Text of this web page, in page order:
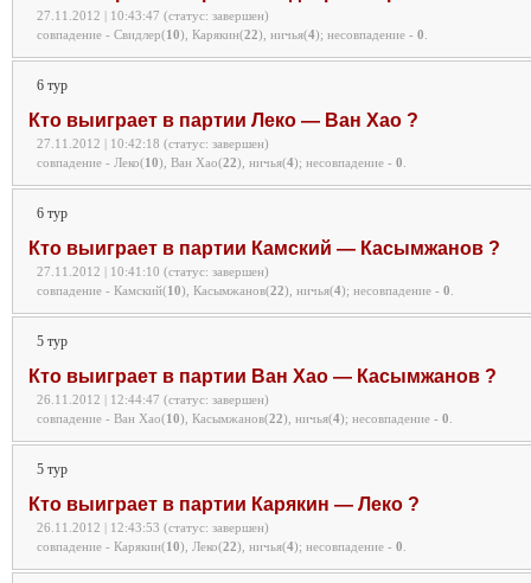
27.11.2012 | 10:43:47 (статус: завершен)
совпадение - Свидлер(10), Карякин(22), ничья(4); несовпадение - 0
6 тур
Кто выиграет в партии Леко — Ван Хао ?
27.11.2012 | 10:42:18 (статус: завершен)
совпадение - Леко(10), Ван Хао(22), ничья(4); несовпадение - 0
6 тур
Кто выиграет в партии Камский — Касымжанов ?
27.11.2012 | 10:41:10 (статус: завершен)
совпадение - Камский(10), Касымжанов(22), ничья(4); несовпадение - 0
5 тур
Кто выиграет в партии Ван Хао — Касымжанов ?
26.11.2012 | 12:44:47 (статус: завершен)
совпадение - Ван Хао(10), Касымжанов(22), ничья(4); несовпадение - 0
5 тур
Кто выиграет в партии Карякин — Леко ?
26.11.2012 | 12:43:53 (статус: завершен)
совпадение - Карякин(10), Леко(22), ничья(4); несовпадение - 0